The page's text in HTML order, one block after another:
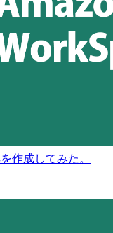
作成してみた。